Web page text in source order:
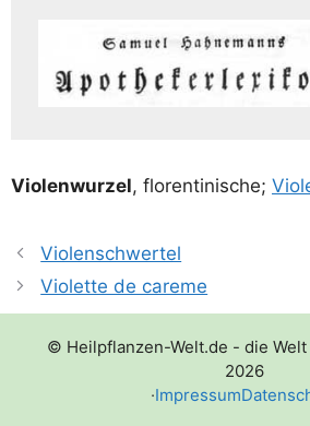
Vio­len­wur­zel, flo­ren­ti­ni­sche;
Violenschwertel
Violette de careme
© Heilpflanzen-Welt.de - die
2026
·Impressum